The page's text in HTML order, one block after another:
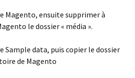
Magento, ensuite supprimer à
le dossier « média ».
Sample data, puis copier le dossier
de Magento